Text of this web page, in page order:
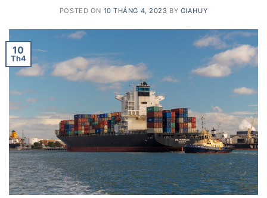
POSTED ON 10 THÁNG 4, 2023 BY GIAHUY
10
Th4